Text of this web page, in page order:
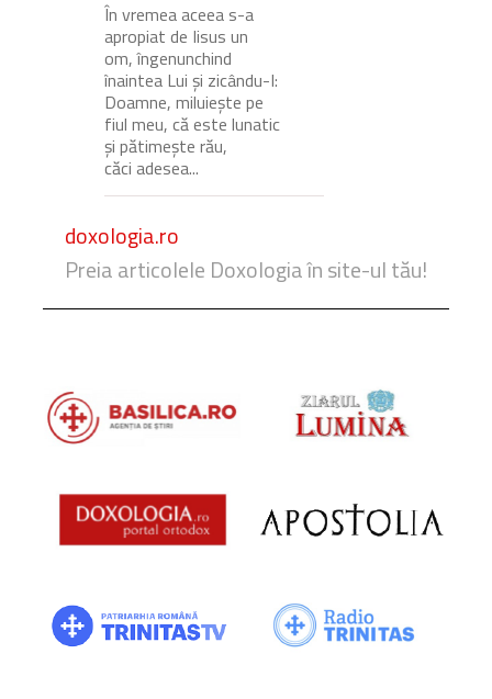
În vremea aceea s-a
apropiat de Iisus un
om, îngenunchind
înaintea Lui și zicându-I:
Doamne, miluiește pe
fiul meu, că este lunatic
și pătimește rău,
căci adesea...
doxologia.ro
Preia articolele Doxologia în site-ul tău!